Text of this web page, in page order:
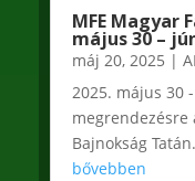
MFE Magyar
május 30 –
máj 20, 2025 |
2025. május 30
megrendezésre
Bajnokság Tatán.
bővebben